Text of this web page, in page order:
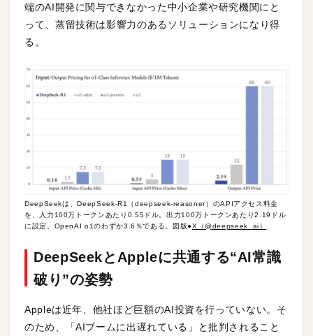
端のAI開発に関与できなかった中小企業や研究機関にと
って、蒸留技術は影響力のあるソリューションになり得
る。
DeepSeekは、DeepSeek-R1（deepseek-reasoner）のAPIアクセス料金
を、入力100万トークンあたり0.55ドル。出力100万トークンあたり2.19ドル
に設定。OpenAI o1のわずか3.6％である。図版●X（@deepseek_ai）
DeepSeekとAppleに共通する“AI常識
破り”の姿勢
Appleは近年、他社ほど巨額のAI投資を行っていない。そ
のため、「AIブームに出遅れている」と批判されること